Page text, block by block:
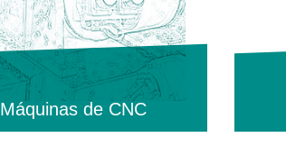
Máquinas de CNC